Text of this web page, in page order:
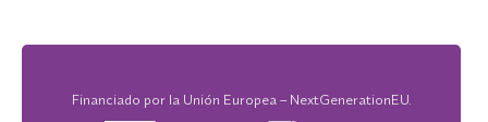
Financiado por la Unión Europea – NextGenerationEU.